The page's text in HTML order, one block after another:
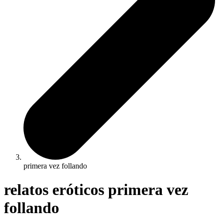
primera vez follando
relatos eróticos primera vez
follando